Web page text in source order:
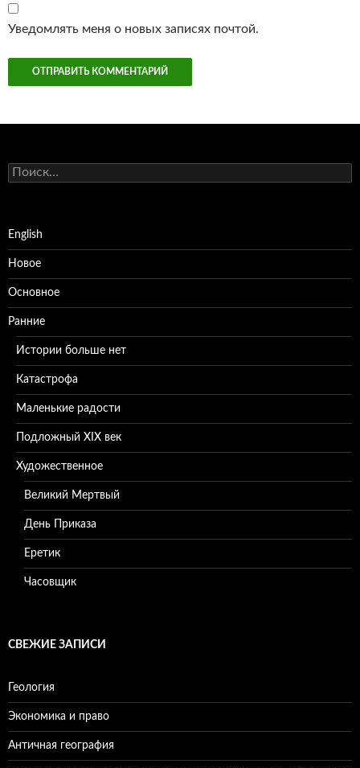
Уведомлять меня о новых записях почтой.
Найти:
English
Новое
Основное
Ранние
Истории больше нет
Катастрофа
Маленькие радости
Подложный XIX век
Художественное
Великий Мертвый
День Приказа
Еретик
Часовщик
СВЕЖИЕ ЗАПИСИ
Геология
Экономика и право
Античная география